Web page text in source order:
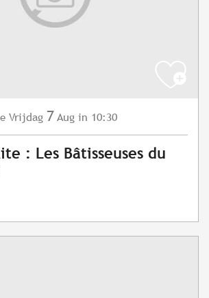
Vrijdag 7 Aug in 10:30
: Les Bâtisseuses du